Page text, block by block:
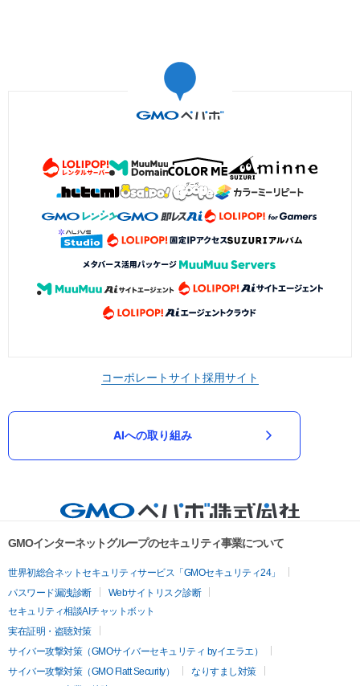
コーポレートサイト採用サイト
AIへの取り組み
GMOインターネットグループのセキュリティ事業について
世界初総合ネットセキュリティサービス「GMOセキュリティ24」
パスワード漏洩診断
Webサイトリスク診断
セキュリティ相談AIチャットボット
実在証明・盗聴対策
サイバー攻撃対策（GMOサイバーセキュリティ byイエラエ）
サイバー攻撃対策（GMO Flatt Security）
なりすまし対策